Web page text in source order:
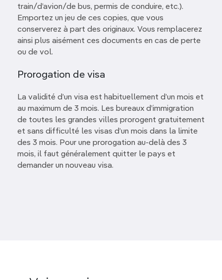
train/d’avion/de bus, permis de conduire, etc.).
Emportez un jeu de ces copies, que vous
conserverez à part des originaux. Vous remplacerez
ainsi plus aisément ces documents en cas de perte
ou de vol.
Prorogation de visa
La validité d’un visa est habituellement d’un mois et
au maximum de 3 mois. Les bureaux d’immigration
de toutes les grandes villes prorogent gratuitement
et sans difficulté les visas d’un mois dans la limite
des 3 mois. Pour une prorogation au-delà des 3
mois, il faut généralement quitter le pays et
demander un nouveau visa.